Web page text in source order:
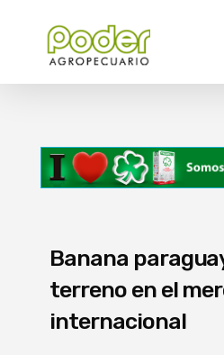
Banana
terreno en el
internacional